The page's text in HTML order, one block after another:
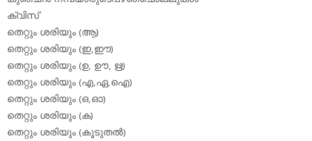
ക്വിസ്
തെറ്റും ശരിയും (ആ)
തെറ്റും ശരിയും (ഇ,ഈ)
തെറ്റും ശരിയും (ഉ, ഊ, ഋ)
തെറ്റും ശരിയും (എ,ഏ,ഐ)
തെറ്റും ശരിയും (ഒ,ഓ)
തെറ്റും ശരിയും (ക)
തെറ്റും ശരിയും (കൂടുതല്‍)